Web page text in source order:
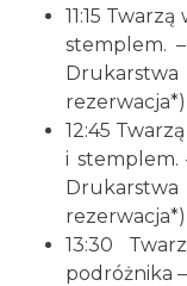
11:15
stemplem.
rezerwacja*)
12:45
i stemplem.
rezerwacja*)
13:30
podróżnika